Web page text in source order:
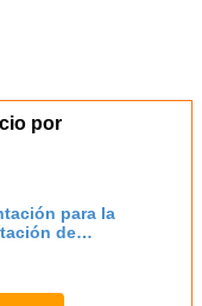
por
para la
de